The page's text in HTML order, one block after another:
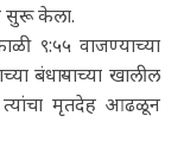
सुरू केला.
९:५५ वाजण्याच्या
बंधाऱ्याच्या खालील
त्यांचा मृतदेह आढळून